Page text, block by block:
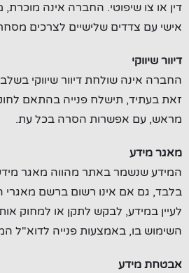
דין או צו שיפוטי. החברה אינה
אישי עם צדדים שלישיים לצרכים
דיוור שיווקי
החברה אינה שולחת דיוור שיווקי
זאת בעתיד, תישלח פנייה בהתאם
מראש, עם אפשרות הסרה בכל עת.
מאגר מידע
המידע שנשמר באתר מהווה מאגר מידע
בלבד, גם אם אינו רשום ברשם
לעיין במידע, לבקש לתקן או למחוק
השימוש בו, באמצעות פנייה לדוא"ל
אבטחת מידע